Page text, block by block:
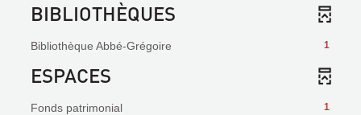
BIBLIOTHÈQUES
1
Bibliothèque Abbé-Grégoire
ESPACES
1
Fonds patrimonial